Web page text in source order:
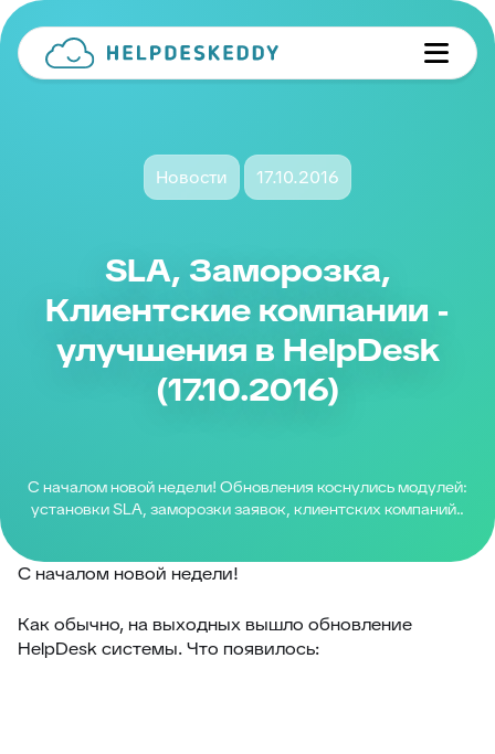
Новости 17.10.2016
SLA, Заморозка,
Клиентские компании -
улучшения в HelpDesk
(17.10.2016)
С началом новой недели! Обновления коснулись модулей:
установки SLA, заморозки заявок, клиентских компаний..
С началом новой недели!
Как обычно, на выходных вышло обновление
HelpDesk системы. Что появилось: